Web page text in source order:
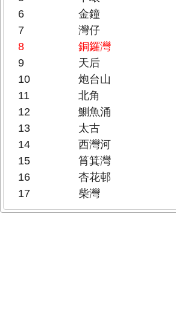
6
金鐘
7
灣仔
8
銅鑼灣
9
天后
10
炮台山
11
北角
12
鰂魚涌
13
太古
14
西灣河
15
筲箕灣
16
杏花邨
17
柴灣